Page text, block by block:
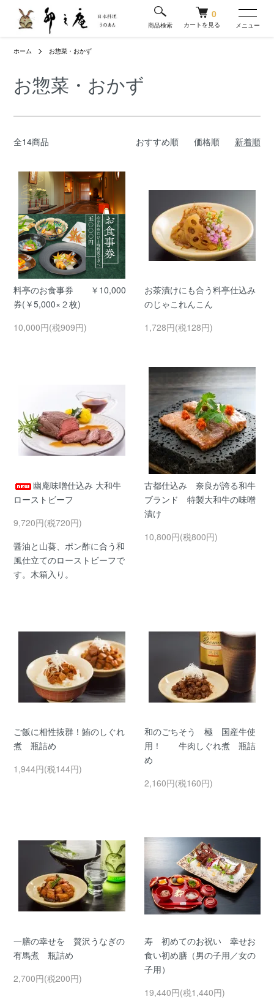
商品検索 カートを見る
0
メニュー
ホーム お惣菜・おかず
お惣菜・おかず
全14商品 おすすめ順 価格順 新着順
料亭のお食事券 ￥10,000
券(￥5,000×２枚)
10,000円(税909円)
お茶漬けにも合う料亭仕込み
のじゃこれんこん
1,728円(税128円)
幽庵味噌仕込み 大和牛
ローストビーフ
9,720円(税720円)
醤油と山葵、ポン酢に合う和
風仕立てのローストビーフで
す。木箱入り。
古都仕込み 奈良が誇る和牛
ブランド 特製大和牛の味噌
漬け
10,800円(税800円)
ご飯に相性抜群！鮪のしぐれ
煮 瓶詰め
1,944円(税144円)
和のごちそう 極 国産牛使
用！ 牛肉しぐれ煮 瓶詰
め
2,160円(税160円)
一膳の幸せを 贅沢うなぎの
有馬煮 瓶詰め
2,700円(税200円)
寿 初めてのお祝い 幸せお
食い初め膳（男の子用／女の
子用）
19,440円(税1,440円)